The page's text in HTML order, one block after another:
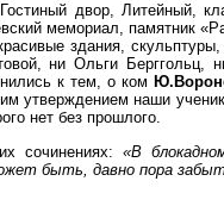
двор, Литейный,
мемориал, памятник
здания,
ни Ольги Берггольц,
к тем, о ком
утверждением наши
нет без прошлого.
сочинениях: «В
быть, давно пора